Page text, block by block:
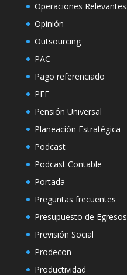
Operaciones Relevantes
Opinión
Outsourcing
PAC
Pago referenciado
PEF
Pensión Universal
Planeación Estratégica
Podcast
Podcast Contable
Portada
Preguntas frecuentes
Presupuesto de Egresos
Previsión Social
Prodecon
Productividad